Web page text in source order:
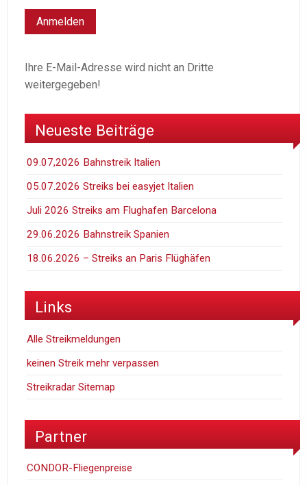
Ihre E-Mail-Adresse wird nicht an Dritte
weitergegeben!
Neueste Beiträge
09.07,2026 Bahnstreik Italien
05.07.2026 Streiks bei easyjet Italien
Juli 2026 Streiks am Flughafen Barcelona
29.06.2026 Bahnstreik Spanien
18.06.2026 – Streiks an Paris Flüghäfen
Links
Alle Streikmeldungen
keinen Streik mehr verpassen
Streikradar Sitemap
Partner
CONDOR-Fliegenpreise